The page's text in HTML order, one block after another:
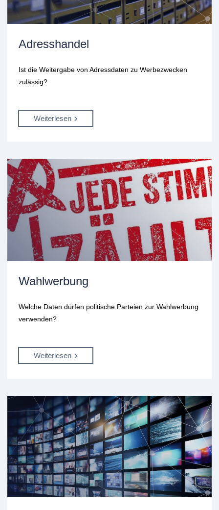
Adresshandel
Ist die Weitergabe von Adressdaten zu Werbezwecken
zulässig?
Weiterlesen
Wahlwerbung
Welche Daten dürfen politische Parteien zur Wahlwerbung
verwenden?
Weiterlesen